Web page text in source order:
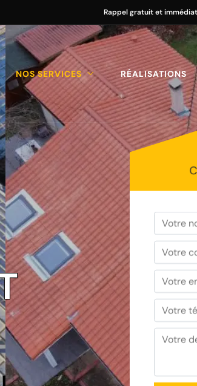
Rappel gratuit et immédiat
NOS SERVICES RÉALISATIONS